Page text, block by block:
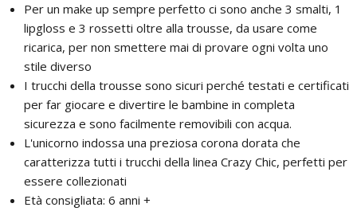
Per un make up sempre perfetto ci sono anche 3 smalti, 1
lipgloss e 3 rossetti oltre alla trousse, da usare come
ricarica, per non smettere mai di provare ogni volta uno
stile diverso
I trucchi della trousse sono sicuri perché testati e certificati
per far giocare e divertire le bambine in completa
sicurezza e sono facilmente removibili con acqua.
L'unicorno indossa una preziosa corona dorata che
caratterizza tutti i trucchi della linea Crazy Chic, perfetti per
essere collezionati
Età consigliata: 6 anni +